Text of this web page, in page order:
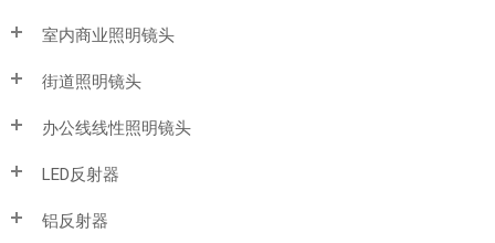
室内商业照明镜头
街道照明镜头
办公线线性照明镜头
LED反射器
铝反射器